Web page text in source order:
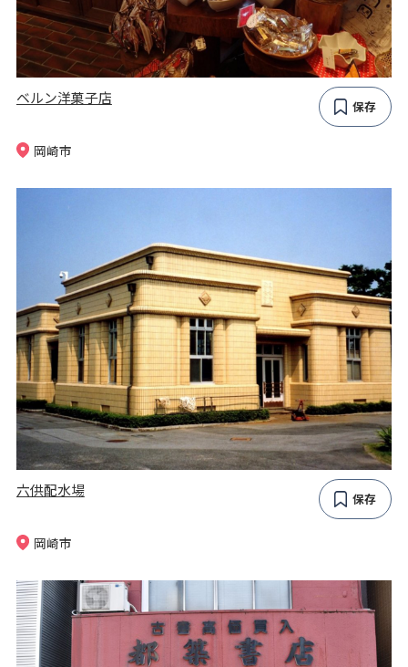
ベルン洋菓子店 保存
岡崎市
六供配水場 保存
岡崎市